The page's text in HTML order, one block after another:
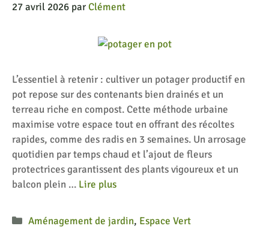
27 avril 2026 parClément
L’essentiel à retenir : cultiver un potager productif en
pot repose sur des contenants bien drainés et un
terreau riche en compost. Cette méthode urbaine
maximise votre espace tout en offrant des récoltes
rapides, comme des radis en 3 semaines. Un arrosage
quotidien par temps chaud et l’ajout de fleurs
protectrices garantissent des plants vigoureux et un
balcon plein … Lire plus
Catégories
Aménagement de jardin, Espace Vert